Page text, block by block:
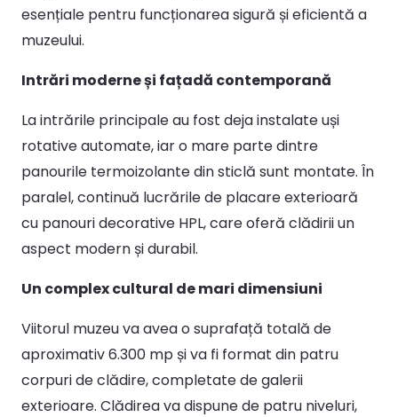
esențiale pentru funcționarea sigură și eficientă a
muzeului.
Intrări moderne și fațadă contemporană
La intrările principale au fost deja instalate uși
rotative automate, iar o mare parte dintre
panourile termoizolante din sticlă sunt montate. În
paralel, continuă lucrările de placare exterioară
cu panouri decorative HPL, care oferă clădirii un
aspect modern și durabil.
Un complex cultural de mari dimensiuni
Viitorul muzeu va avea o suprafață totală de
aproximativ 6.300 mp și va fi format din patru
corpuri de clădire, completate de galerii
exterioare. Clădirea va dispune de patru niveluri,